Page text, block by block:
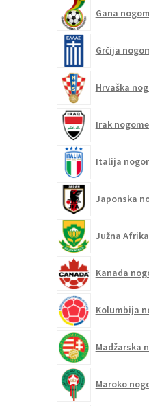
Gana
Grčija
Hrvaška
Irak
Italija
Japonska
Južna
Kanada
Kolumbija
Madžarska
Maroko